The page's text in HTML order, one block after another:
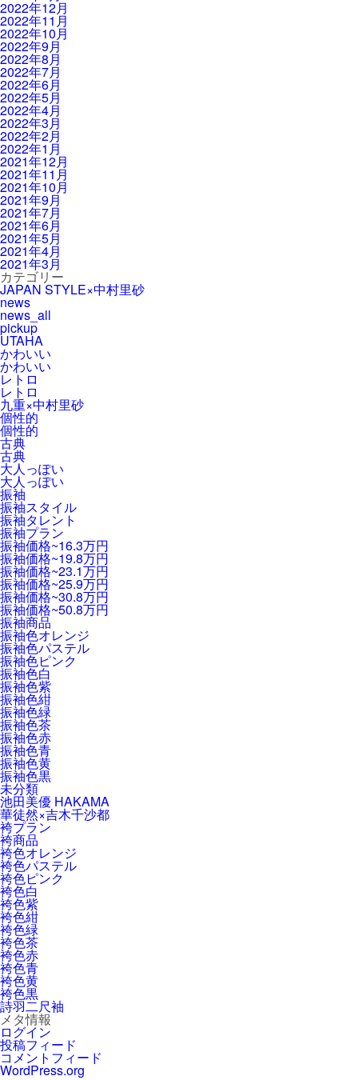
2022年12月
2022年11月
2022年10月
2022年9月
2022年8月
2022年7月
2022年6月
2022年5月
2022年4月
2022年3月
2022年2月
2022年1月
2021年12月
2021年11月
2021年10月
2021年9月
2021年7月
2021年6月
2021年5月
2021年4月
2021年3月
カテゴリー
JAPAN STYLE×中村里砂
news
news_all
pickup
UTAHA
かわいい
かわいい
レトロ
レトロ
九重×中村里砂
個性的
個性的
古典
古典
大人っぽい
大人っぽい
振袖
振袖スタイル
振袖タレント
振袖プラン
振袖価格~16.3万円
振袖価格~19.8万円
振袖価格~23.1万円
振袖価格~25.9万円
振袖価格~30.8万円
振袖価格~50.8万円
振袖商品
振袖色オレンジ
振袖色パステル
振袖色ピンク
振袖色白
振袖色紫
振袖色紺
振袖色緑
振袖色茶
振袖色赤
振袖色青
振袖色黄
振袖色黒
未分類
池田美優 HAKAMA
華徒然×吉木千沙都
袴プラン
袴商品
袴色オレンジ
袴色パステル
袴色ピンク
袴色白
袴色紫
袴色紺
袴色緑
袴色茶
袴色赤
袴色青
袴色黄
袴色黒
詩羽二尺袖
メタ情報
ログイン
投稿フィード
コメントフィード
WordPress.org